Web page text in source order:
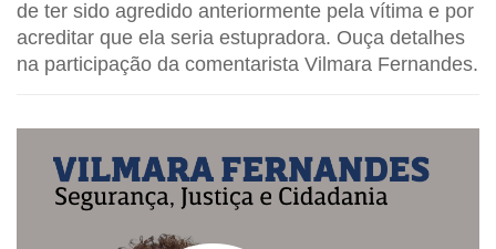
de ter sido agredido anteriormente pela vítima e por
acreditar que ela seria estupradora. Ouça detalhes
na participação da comentarista Vilmara Fernandes.